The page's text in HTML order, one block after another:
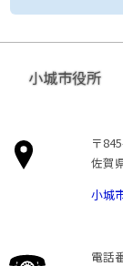
小城市役所
〒
佐賀
小城
電話